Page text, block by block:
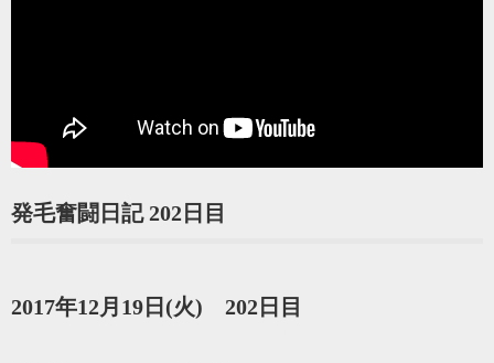
発毛奮闘日記 202日目
2017年12月19日(火) 202日目